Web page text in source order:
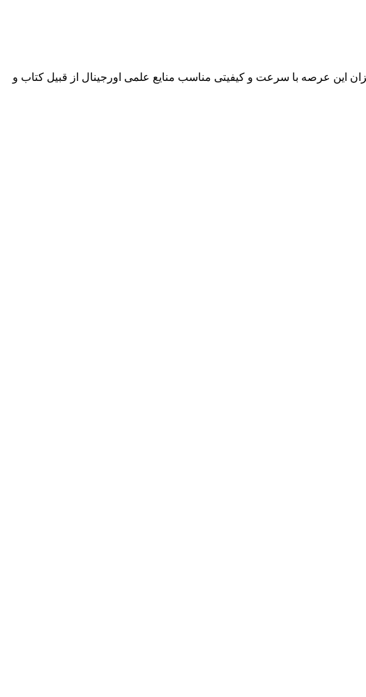
این عرصه با سرعت و کیفیتی مناسب منایع علمی اورجینال از قبیل کتاب و